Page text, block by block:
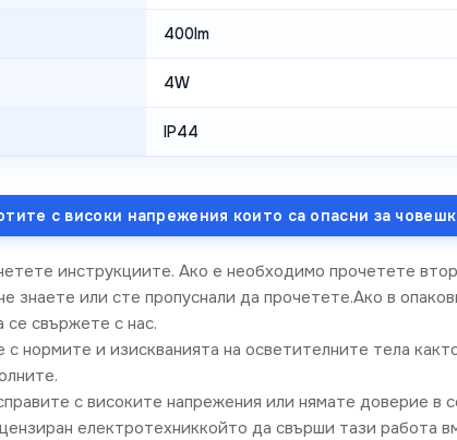
400lm
4W
IP44
с високи напрежения които са опасни за
инструкциите. Ако е необходимо прочетете
знаете или сте пропуснали да прочетете.Ако в
се свържете с нас.
с нормите и изискванията на осветителните тела
с високите напрежения или нямате доверие в
електротехниккойто да свърши тази работа